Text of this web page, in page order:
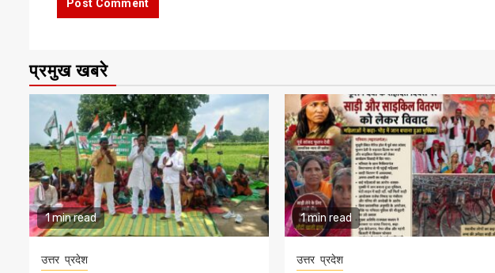
प्रमुख खबरे
1 min read
उत्तर प्रदेश
1 min read
उत्तर प्रदेश